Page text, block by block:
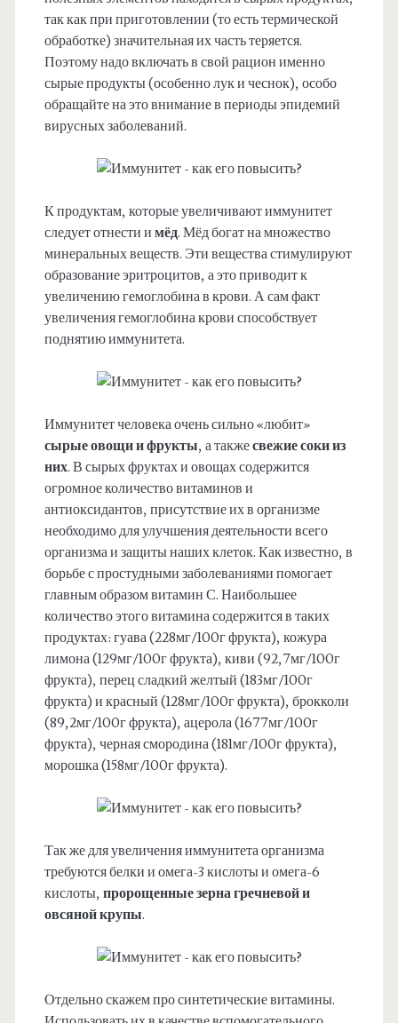
так как при приготовлении (то есть термической
обработке) значительная их часть теряется.
Поэтому надо включать в свой рацион именно
сырые продукты (особенно лук и чеснок), особо
обращайте на это внимание в периоды эпидемий
вирусных заболеваний.
К продуктам, которые увеличивают иммунитет
следует отнести и мёд. Мёд богат на множество
минеральных веществ. Эти вещества стимулируют
образование эритроцитов, а это приводит к
увеличению гемоглобина в крови. А сам факт
увеличения гемоглобина крови способствует
поднятию иммунитета.
Иммунитет человека очень сильно «любит»
сырые овощи и фрукты, а такжесвежие соки из
них. В сырых фруктах и овощах содержится
огромное количество витаминов и
антиоксидантов, присутствие их в организме
необходимо для улучшения деятельности всего
организма и защиты наших клеток. Как известно, в
борьбе с простудными заболеваниями помогает
главным образом витамин С. Наибольшее
количество этого витамина содержится в таких
продуктах: гуава (228мг/100г фрукта), кожура
лимона (129мг/100г фрукта), киви (92,7мг/100г
фрукта), перец сладкий желтый (183мг/100г
фрукта) и красный (128мг/100г фрукта), брокколи
(89,2мг/100г фрукта), ацерола (1677мг/100г
фрукта), черная смородина (181мг/100г фрукта),
морошка (158мг/100г фрукта).
Так же для увеличения иммунитета организма
требуются белки и омега-3 кислоты и омега-6
кислоты, пророщенные зерна гречневой и
овсяной крупы.
Отдельно скажем про синтетические витамины.